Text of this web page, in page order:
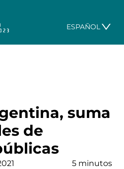
ESPAÑOL
suma
de
5 minutos